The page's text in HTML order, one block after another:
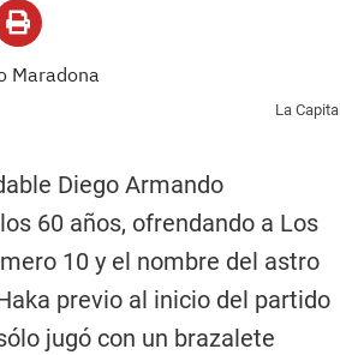
La Capital
Diego Armando
60 años, ofrendando a Los
10 y el nombre del astro
previo al inicio del partido
jugó con un brazalete